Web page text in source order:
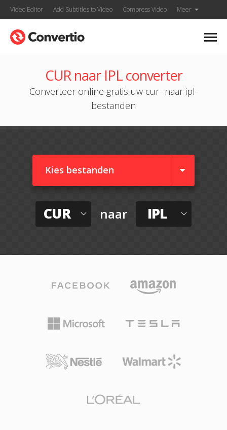
Video Editor Add Subtitles to Video Compress Video Meer
CUR naar IPL converter
Converteer online gratis uw cur- naar ipl-
bestanden
Kies bestanden
CUR naar IPL